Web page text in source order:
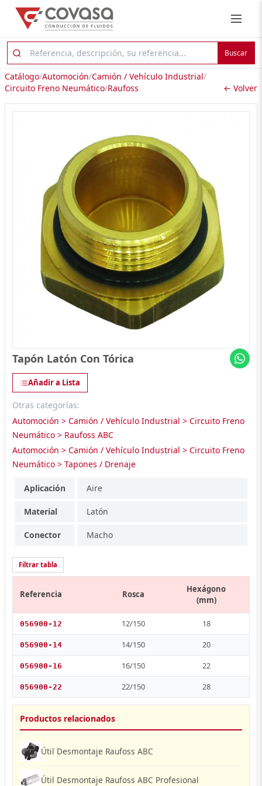
Buscar
Catálogo/Automoción/Camión / Vehículo Industrial/
Circuito Freno Neumático/Raufoss ← Volver
Tapón Latón Con Tórica
Añadir a Lista
Otras categorías:
Automoción > Camión / Vehículo Industrial > Circuito Freno
Neumático > Raufoss ABC
Automoción > Camión / Vehículo Industrial > Circuito Freno
Neumático > Tapones / Drenaje
Aplicación Aire
Material Latón
Conector Macho
Filtrar tabla
Referencia Rosca
Hexágono
(mm)
056900-12 12/150 18
056900-14 14/150 20
056900-16 16/150 22
056900-22 22/150 28
Productos relacionados
Útil Desmontaje Raufoss ABC
Útil Desmontaje Raufoss ABC Profesional